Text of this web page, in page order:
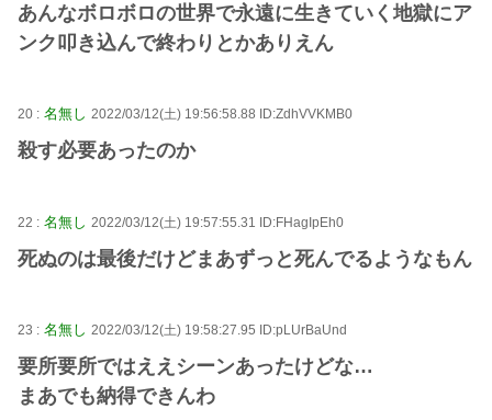
あんなボロボロの世界で永遠に生きていく地獄にア
ンク叩き込んで終わりとかありえん
20 : 名無し 2022/03/12(土) 19:56:58.88 ID:ZdhVVKMB0
殺す必要あったのか
22 : 名無し 2022/03/12(土) 19:57:55.31 ID:FHagIpEh0
死ぬのは最後だけどまあずっと死んでるようなもん
23 : 名無し 2022/03/12(土) 19:58:27.95 ID:pLUrBaUnd
要所要所ではええシーンあったけどな…
まあでも納得できんわ